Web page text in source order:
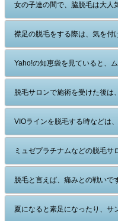
女の子達の間で、脇脱毛は大人
襟足の脱毛をする際は、気を付
Yaho!の知恵袋を見ていると、
脱毛サロンで施術を受けた後は
VIOラインを脱毛する時などは
ミュゼプラチナムなどの脱毛サ
脱毛と言えば、痛みとの戦いで
夏になると素足になったり、サ